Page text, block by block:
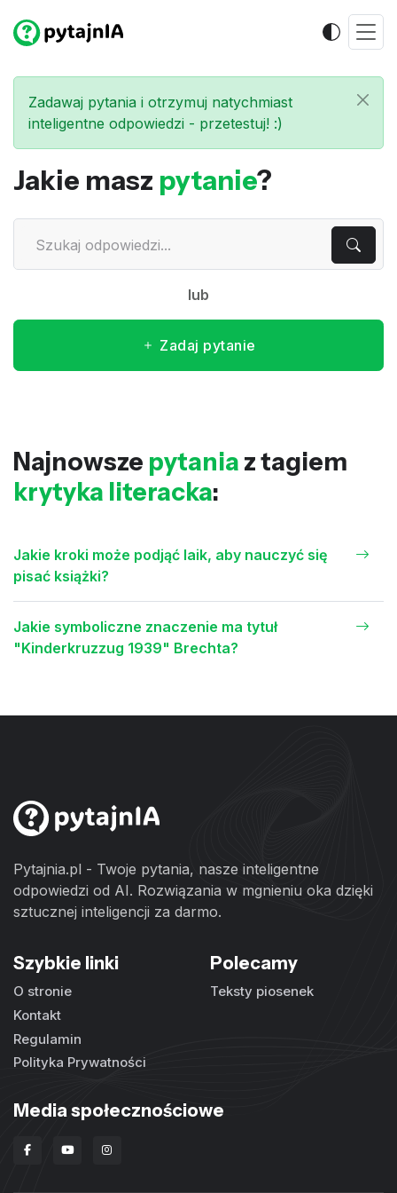
Zadawaj pytania i otrzymuj natychmiast
inteligentne odpowiedzi - przetestuj! :)
Jakie masz pytanie?
lub
Zadaj pytanie
Najnowsze pytania z tagiem
krytyka literacka:
Jakie kroki może podjąć laik, aby nauczyć się
pisać książki?
Jakie symboliczne znaczenie ma tytuł
"Kinderkruzzug 1939" Brechta?
Pytajnia.pl - Twoje pytania, nasze inteligentne
odpowiedzi od AI. Rozwiązania w mgnieniu oka dzięki
sztucznej inteligencji za darmo.
Szybkie linki
O stronie
Kontakt
Regulamin
Polityka Prywatności
Polecamy
Teksty piosenek
Media społecznościowe